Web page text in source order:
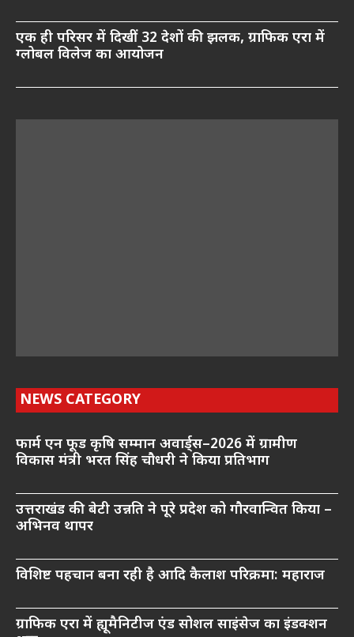
एक ही परिसर में दिखीं 32 देशों की झलक, ग्राफिक एरा में
ग्लोबल विलेज का आयोजन
NEWS CATEGORY
फार्म एन फूड कृषि सम्मान अवार्ड्स–2026 में ग्रामीण
विकास मंत्री भरत सिंह चौधरी ने किया प्रतिभाग
उत्तराखंड की बेटी उन्नति ने पूरे प्रदेश को गौरवान्वित किया –
अभिनव थापर
विशिष्ट पहचान बना रही है आदि कैलाश परिक्रमा: महाराज
ग्राफिक एरा में ह्यूमैनिटीज एंड सोशल साइंसेज का इंडक्शन